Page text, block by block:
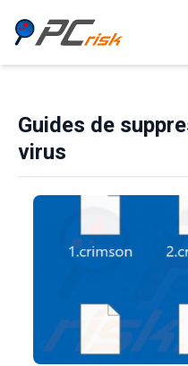
Guides de
virus